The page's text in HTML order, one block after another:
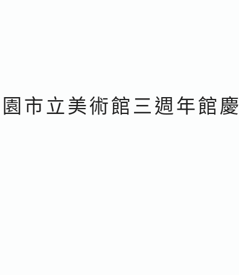
市立美術館三週年館慶